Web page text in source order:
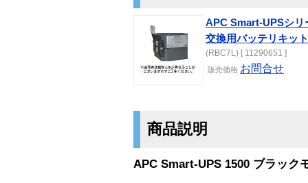
APC Smart-UPSシリ
交換用バッテリキット
(RBC7L) [ 11290651 ]
販売価格 お問合せ
商品説明
APC Smart-UPS 1500 ブラック